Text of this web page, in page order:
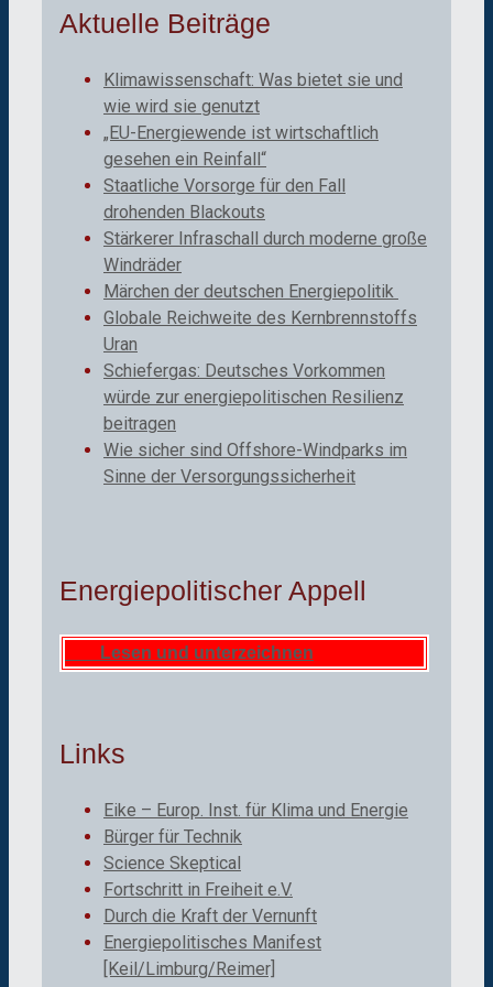
Aktuelle Beiträge
Klimawissenschaft: Was bietet sie und
wie wird sie genutzt
„EU-Energiewende ist wirtschaftlich
gesehen ein Reinfall“
Staatliche Vorsorge für den Fall
drohenden Blackouts
Stärkerer Infraschall durch moderne große
Windräder
Märchen der deutschen Energiepolitik
Globale Reichweite des Kernbrennstoffs
Uran
Schiefergas: Deutsches Vorkommen
würde zur energiepolitischen Resilienz
beitragen
Wie sicher sind Offshore-Windparks im
Sinne der Versorgungssicherheit
Energiepolitischer Appell
Lesen und unterzeichnen
Links
Eike – Europ. Inst. für Klima und Energie
Bürger für Technik
Science Skeptical
Fortschritt in Freiheit e.V.
Durch die Kraft der Vernunft
Energiepolitisches Manifest
[Keil/Limburg/Reimer]